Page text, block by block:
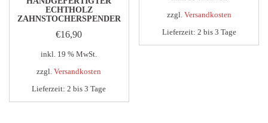
CHTHOLZ Z
AHNSTOCHERSPENDER
€16,90
inkl. 19 % MwSt.
zzgl.Versandkosten
Lieferzeit:2 bis 3 Tage
war:
€14,90
zzgl. Versandkosten
Lieferzeit: 2 bis 3 Tage